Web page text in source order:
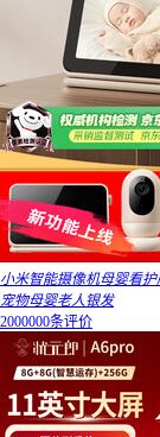
小米智能摄像机母婴看
宠物母婴老人银发
2000000条评价